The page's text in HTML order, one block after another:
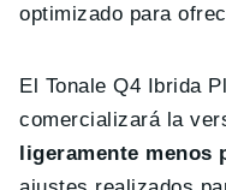
optimizado para
El Tonale Q4 Ibrida
comercializará la
ligeramente menos